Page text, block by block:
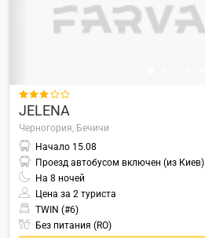

JELENA
Черногория, Бечичи
Начало 15.08
Проезд автобусом включен (из Киев)
На 8 ночей
Цена за 2 туриста
TWIN (#6)
Без питания (RO)